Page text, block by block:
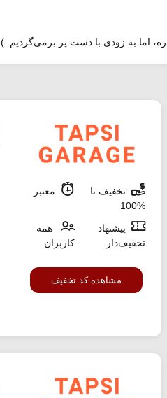
اما به زودی با دست پر برمی‌گردیم :)
تخفیف تا
%100
معتبر
پیشنهاد
تخفیف‌دار
همه
کاربران
مشاهده کد تخفیف